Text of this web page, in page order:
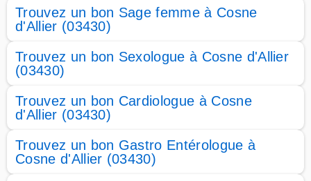
Trouvez un bon Sage femme à Cosne
d'Allier (03430)
Trouvez un bon Sexologue à Cosne d'Allier
(03430)
Trouvez un bon Cardiologue à Cosne
d'Allier (03430)
Trouvez un bon Gastro Entérologue à
Cosne d'Allier (03430)